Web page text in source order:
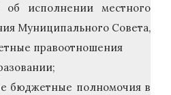
об исполнении местного
Муниципального Совета,
правоотношения
бюджетные полномочия в